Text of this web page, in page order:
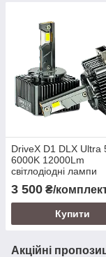
DriveX D1 DLX Ultra
6000K 12000Lm
світлодіодні лампи
3 500 ₴/
Купити
Акційні